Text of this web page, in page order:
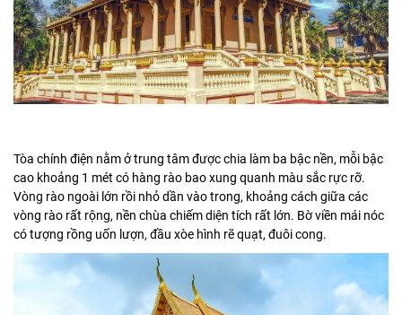
Tòa chính điện nằm ở trung tâm được chia làm ba bậc nền, mỗi bậc
cao khoảng 1 mét có hàng rào bao xung quanh màu sắc rực rỡ.
Vòng rào ngoài lớn rồi nhỏ dần vào trong, khoảng cách giữa các
vòng rào rất rộng, nền chùa chiếm diện tích rất lớn. Bờ viền mái nóc
có tượng rồng uốn lượn, đầu xòe hình rẽ quạt, đuôi cong.